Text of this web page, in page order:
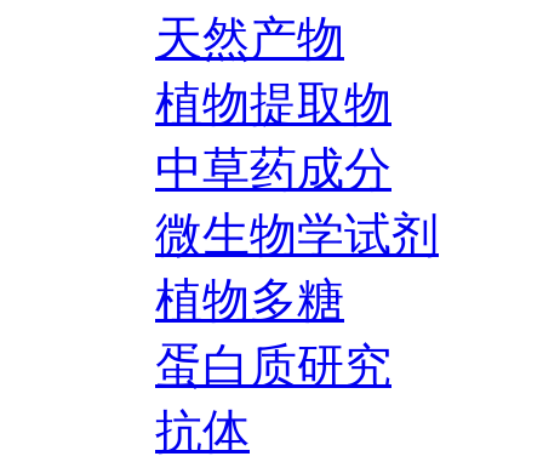
天然产物
植物提取物
中草药成分
微生物学试剂
植物多糖
蛋白质研究
抗体